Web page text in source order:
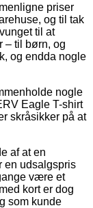
priser
og til tak
til at
– til børn, og
og endda nogle
nogle
Eagle T-shirt
skråsikker på at
af at en
en udsalgspris
være et
kort er dog
som kunde